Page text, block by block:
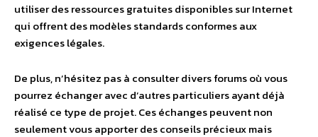
utiliser des ressources gratuites disponibles sur Internet
qui offrent des modèles standards conformes aux
exigences légales.
De plus, n’hésitez pas à consulter divers forums où vous
pourrez échanger avec d’autres particuliers ayant déjà
réalisé ce type de projet. Ces échanges peuvent non
seulement vous apporter des conseils précieux mais